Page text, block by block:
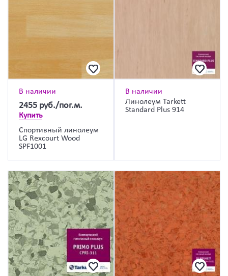
В наличии
2455 руб./пог.м.
Купить
Спортивный линолеум
LG Rexcourt Wood
SPF1001
В наличии
Линолеум Tarkett
Standard Plus 914